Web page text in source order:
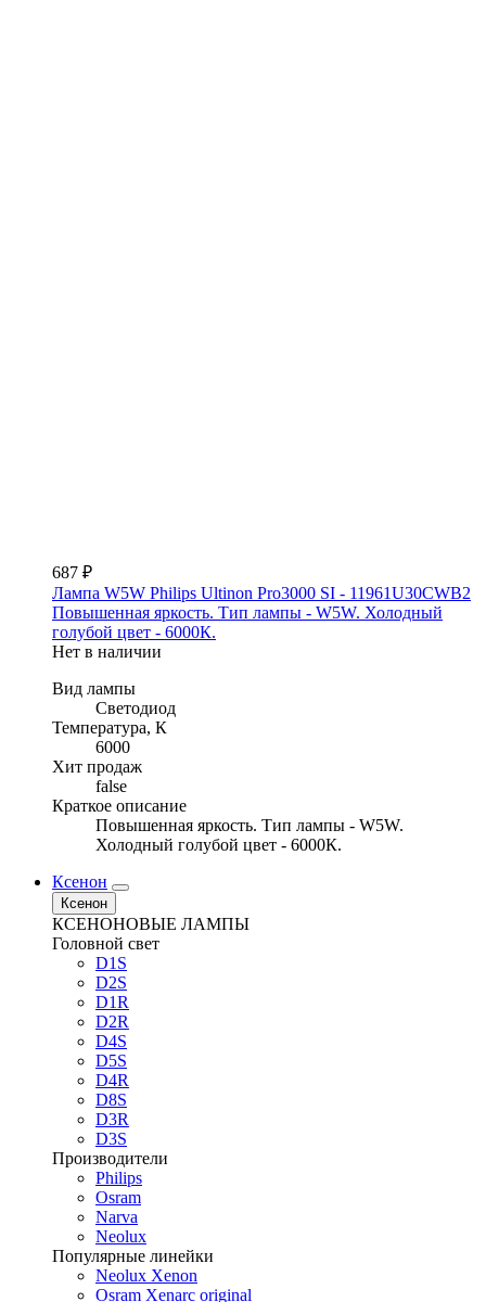
687 ₽
Лампа W5W Philips Ultinon Pro3000 SI - 11961U30CWB2
Повышенная яркость. Тип лампы - W5W. Холодный
голубой цвет - 6000К.
Нет в наличии
Вид лампы
Светодиод
Температура, К
6000
Хит продаж
false
Краткое описание
Повышенная яркость. Тип лампы - W5W.
Холодный голубой цвет - 6000К.
Ксенон
Ксенон
КСЕНОНОВЫЕ ЛАМПЫ
Головной свет
D1S
D2S
D1R
D2R
D4S
D5S
D4R
D8S
D3R
D3S
Производители
Philips
Osram
Narva
Neolux
Популярные линейки
Neolux Xenon
Osram Xenarc original